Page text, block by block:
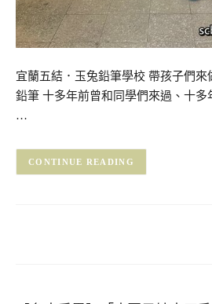
宜蘭五結．玉兔鉛筆學校 帶孩子們來
鉛筆 十多年前曾和同學們來過、十
…
CONTINUE READING